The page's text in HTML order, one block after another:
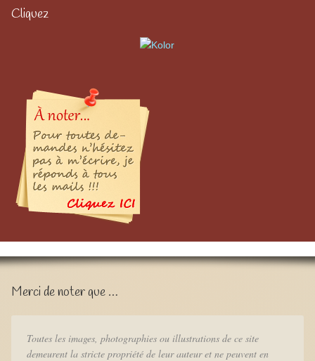
Cliquez
Merci de noter que …
Toutes les images, photographies ou illustrations de ce site
demeurent la stricte propriété de leur auteur et ne peuvent en